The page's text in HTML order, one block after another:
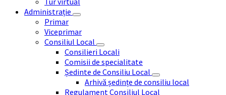
Administrație
Primar
Viceprimar
Consiliul Local
Consilieri Locali
Comisii de specialitate
Ședinte de Consiliu Local
Arhivă ședințe de consiliu local
Regulament Consiliul Local